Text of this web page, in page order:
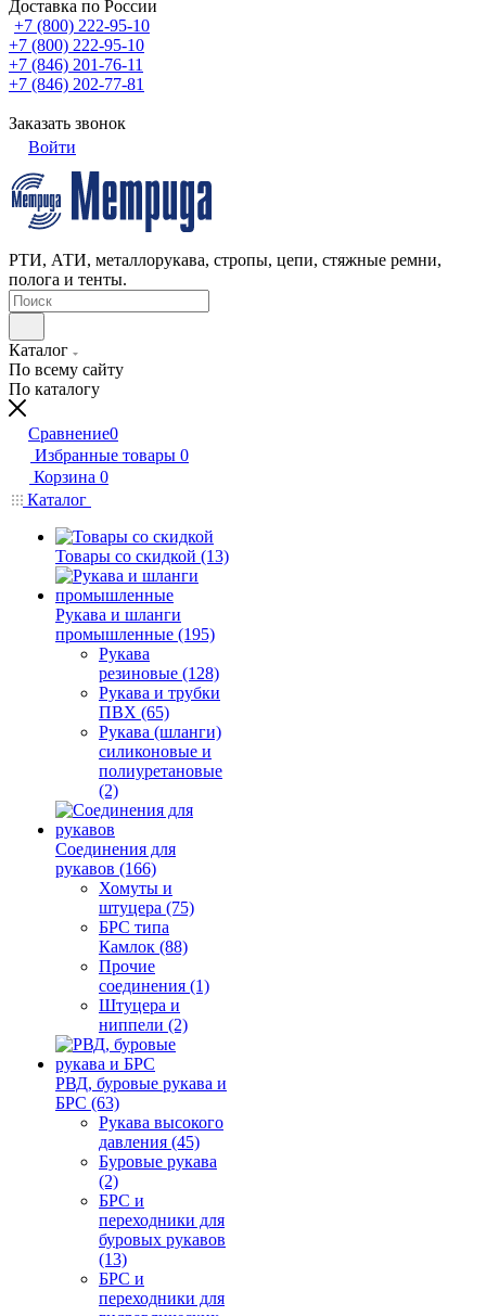
Доставка по России
+7 (800) 222-95-10
+7 (800) 222-95-10
+7 (846) 201-76-11
+7 (846) 202-77-81
Заказать звонок
Войти
РТИ, АТИ, металлорукава, стропы, цепи, стяжные ремни,
полога и тенты.
Каталог
По всему сайту
По каталогу
Сравнение0
Избранные товары 0
Корзина 0
Каталог
Товары со скидкой (13)
Рукава и шланги
промышленные (195)
Рукава
резиновые (128)
Рукава и трубки
ПВХ (65)
Рукава (шланги)
силиконовые и
полиуретановые
(2)
Соединения для
рукавов (166)
Хомуты и
штуцера (75)
БРС типа
Камлок (88)
Прочие
соединения (1)
Штуцера и
ниппели (2)
РВД, буровые рукава и
БРС (63)
Рукава высокого
давления (45)
Буровые рукава
(2)
БРС и
переходники для
буровых рукавов
(13)
БРС и
переходники для